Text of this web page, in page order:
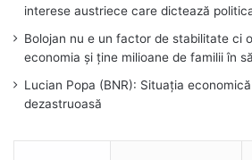
interese austriece care dictează
Bolojan nu e un factor de stabilitate ci
economia și ține milioane de familii în
Lucian Popa (BNR): Situația
dezastruoasă